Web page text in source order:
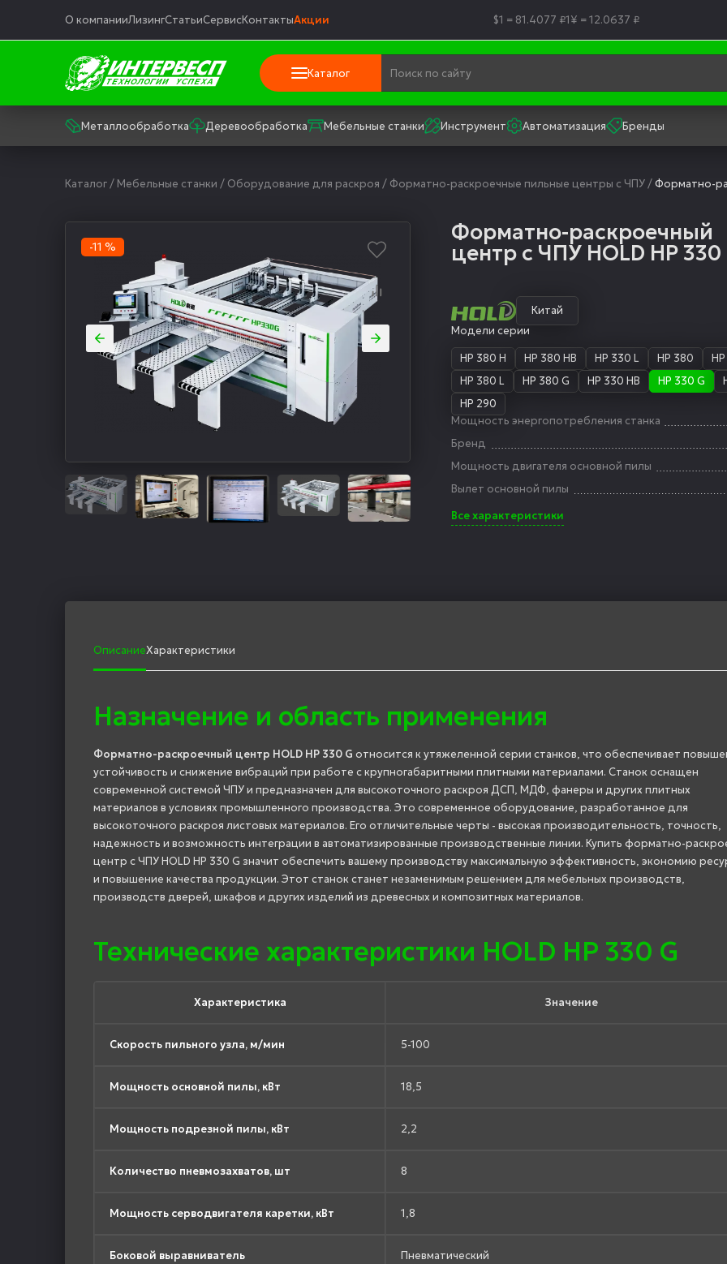
О компанииЛизингСтатьиСервисКонтактыАкции $1 = 81.4077 ₽1¥ = 12.0637 ₽
Каталог
Металлообработка Деревообработка Мебельные станки Инструмент Автоматизация Бренды
Каталог/ Мебельные станки / Оборудование для раскроя / Форматно-раскроечные пильные центры с ЧПУ/Форматно-
-11 %
Форматно-раскроечный
центр с ЧПУ HOLD HP 330
Китай
Модели серии
HP 380 H
HP 380 HB HP 330 L HP 380
HP 380 L
HP 380 G HP 330 HB HP 330 G
HP 290
Мощность энергопотребления станка
Бренд
Мощность двигателя основной пилы
Вылет основной пилы
Все характеристики
ОписаниеХарактеристики
Назначение и область применения
Форматно-раскроечный центр HOLD HP 330 G относится к утяжеленной серии станков, что обеспечивает
устойчивость и снижение вибраций при работе с крупногабаритными плитными материалами. Станок оснащен
современной системой ЧПУ и предназначен для высокоточного раскроя ДСП, МДФ, фанеры и других плитных
материалов в условиях промышленного производства. Это современное оборудование, разработанное для
высокоточного раскроя листовых материалов. Его отличительные черты - высокая производительность, точность,
надежность и возможность интеграции в автоматизированные производственные линии. Купить форматно-
центр с ЧПУ HOLD HP 330 G значит обеспечить вашему производству максимальную эффективность, экономию
и повышение качества продукции. Этот станок станет незаменимым решением для мебельных производств,
производств дверей, шкафов и других изделий из древесных и композитных материалов.
Технические характеристики HOLD HP 330 G
Характеристика Значение
Скорость пильного узла, м/мин 5-100
Мощность основной пилы, кВт 18,5
Мощность подрезной пилы, кВт 2,2
Количество пневмозахватов, шт 8
Мощность серводвигателя каретки, кВт 1,8
Боковой выравниватель Пневматический